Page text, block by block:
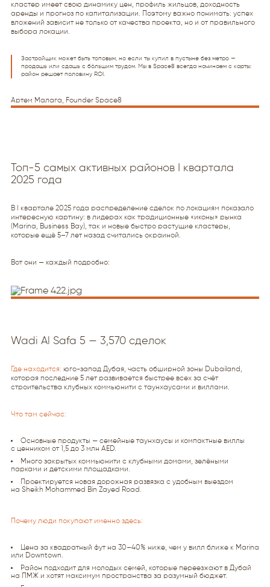
кластер имеет свою динамику цен, профиль жильцов, доходность
аренды и прогноз по капитализации. Поэтому важно понимать: успех
вложений зависит не только от качества проекта, но и от правильного
выбора локации.
Застройщик может быть топовым, но если ты купил в пустыне без метро —
продашь или сдашь с бо́льшим трудом. Мы в Space8 всегда начинаем с карты:
район решает половину ROI.
Артем Малага, Founder Space8
Топ-5 самых активных районов I квартала
2025 года
В I квартале 2025 года распределение сделок по локациям показало
интересную картину: в лидерах как традиционные «иконы» рынка
(Marina, Business Bay), так и новые быстро растущие кластеры,
которые ещё 5–7 лет назад считались окраиной.
Вот они — каждый подробно:
Wadi Al Safa 5 — 3,570 сделок
Где находится: юго-запад Дубая, часть обширной зоны Dubailand,
которая последние 5 лет развивается быстрее всех за счёт
строительства клубных коммьюнити с таунхаусами и виллами.
Что там сейчас:
Основные продукты — семейные таунхаусы и компактные виллы
с ценником от 1,5 до 3 млн AED.
Много закрытых коммьюнити с клубными домами, зелёными
парками и детскими площадками.
Проектируется новая дорожная развязка с удобным выездом
на Sheikh Mohammed Bin Zayed Road.
Почему люди покупают именно здесь:
Цена за квадратный фут на 30–40% ниже, чем у вилл ближе к Marina
или Downtown.
Район подходит для молодых семей, которые переезжают в Дубай
на ПМЖ и хотят максимум пространства за разумный бюджет.